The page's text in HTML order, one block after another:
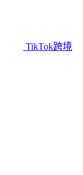
TikTok跨境